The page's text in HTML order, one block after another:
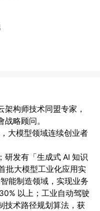
构师技术同盟专家，
略顾问。
大模型领域连续创业者
研发有「生成式 AI 知识
批大模型工业化应用实
能制造领域，实现业务
以上；工业自动驾驶
技术路径规划算法，获